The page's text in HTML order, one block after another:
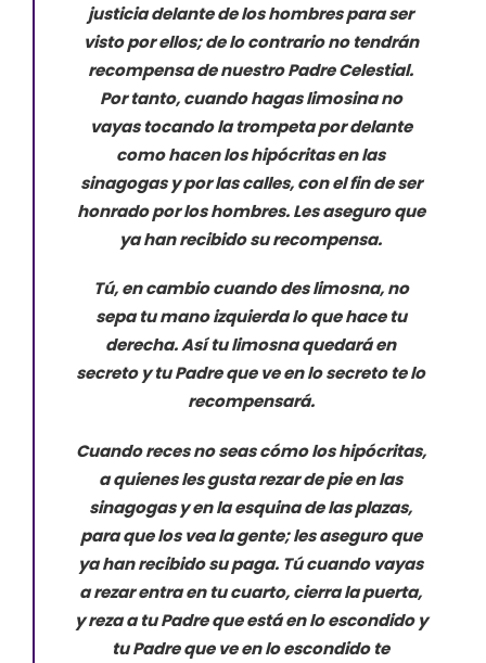
justicia delante de los hombres para ser
visto por ellos; de lo contrario no tendrán
recompensa de nuestro Padre Celestial.
Por tanto, cuando hagas limosina no
vayas tocando la trompeta por delante
como hacen los hipócritas en las
sinagogas y por las calles, con el fin de ser
honrado por los hombres. Les aseguro que
ya han recibido su recompensa.
Tú, en cambio cuando des limosna, no
sepa tu mano izquierda lo que hace tu
derecha. Así tu limosna quedará en
secreto y tu Padre que ve en lo secreto te lo
recompensará.
Cuando reces no seas cómo los hipócritas,
a quienes les gusta rezar de pie en las
sinagogas y en la esquina de las plazas,
para que los vea la gente; les aseguro que
ya han recibido su paga. Tú cuando vayas
a rezar entra en tu cuarto, cierra la puerta,
y reza a tu Padre que está en lo escondido y
tu Padre que ve en lo escondido te